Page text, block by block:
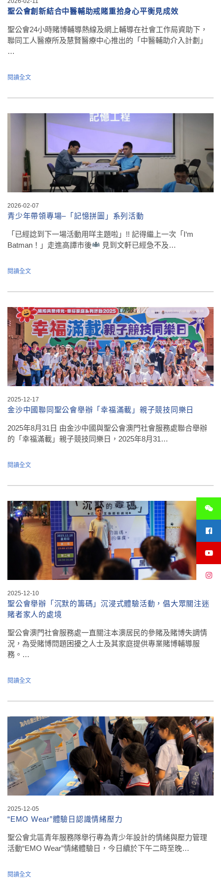
聖公會創新結合中醫輔助戒賭重拾身心平衡見成效
聖公會24小時賭博輔導熱線及網上輔導在社會工作局資助下，
聯同工人醫療所及慧賢醫療中心推出的「中醫輔助介入計劃」
…
閱讀全文
2026-02-07
青少年帶領專場–「記憶拼圖」系列活動
「已經諗到下一場活動用咩主題啦」!! 記得繼上一次「I‘m
Batman！」走進高譚市後
見到文軒已經急不及…
閱讀全文
2025-12-17
金沙中國聯同聖公會舉辦「幸福滿載」親子競技同樂日
2025年8月31日 由金沙中國與聖公會澳門社會服務處聯合舉辦
的「幸福滿載」親子競技同樂日，2025年8月31…
閱讀全文
2025-12-10
聖公會舉辦「沉默的籌碼」沉浸式體驗活動，倡大眾關注迷
賭者家人的處境
聖公會澳門社會服務處一直關注本澳居民的參賭及賭博失調情
況，為受賭博問題困擾之人士及其家庭提供專業賭博輔導服
務。…
閱讀全文
2025-12-05
“EMO Wear”體驗日認識情緒壓力
聖公會北區青年服務隊舉行專為青少年設計的情緒與壓力管理
活動“EMO Wear”情緒體驗日，今日續於下午二時至晚…
閱讀全文